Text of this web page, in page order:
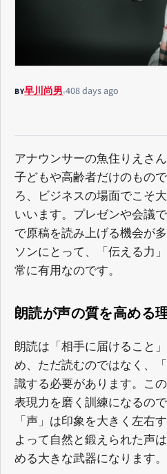
BY早川尚男 408 days ago
アナウンサーの魚住りえさ
子どもや高齢者だけのもの
ろ、ビジネスの場面でこそ
いいます。プレゼンや会議
で原稿を読み上げる機会が
ソンにとって、「伝える力
常に有用なのです。
朗読が声の質を高める
朗読は「相手に届けること
め、ただ読むのではなく、
識する必要があります。こ
表現力を磨く訓練になるの
「声」は印象を大きく左右
よって自然と鍛えられた声
める大きな武器になります。